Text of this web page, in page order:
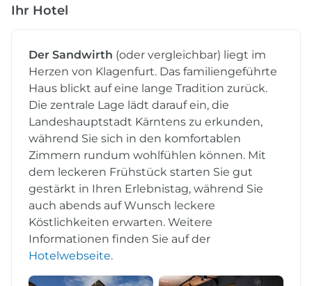
Ihr Hotel
Der Sandwirth (oder vergleichbar) liegt im
Herzen von Klagenfurt. Das familiengeführte
Haus blickt auf eine lange Tradition zurück.
Die zentrale Lage lädt darauf ein, die
Landeshauptstadt Kärntens zu erkunden,
während Sie sich in den komfortablen
Zimmern rundum wohlfühlen können. Mit
dem leckeren Frühstück starten Sie gut
gestärkt in Ihren Erlebnistag, während Sie
auch abends auf Wunsch leckere
Köstlichkeiten erwarten. Weitere
Informationen finden Sie auf der
Hotelwebseite.